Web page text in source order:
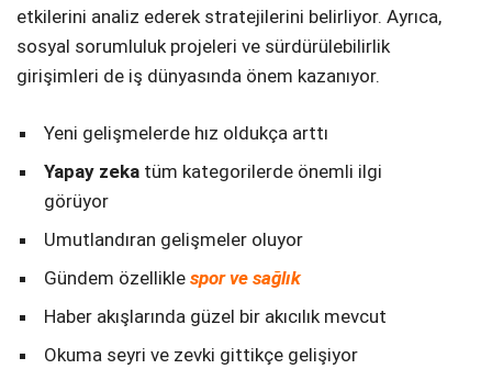
etkilerini analiz ederek stratejilerini belirliyor. Ayrıca,
sosyal sorumluluk projeleri ve sürdürülebilirlik
girişimleri de iş dünyasında önem kazanıyor.
Yeni gelişmelerde hız oldukça arttı
Yapay zeka tüm kategorilerde önemli ilgi
görüyor
Umutlandıran gelişmeler oluyor
Gündem özellikle spor ve sağlık
Haber akışlarında güzel bir akıcılık mevcut
Okuma seyri ve zevki gittikçe gelişiyor